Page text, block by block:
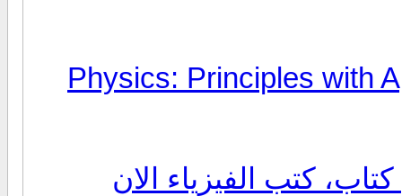
Physics: Principles with
كتب الفيزياء الان